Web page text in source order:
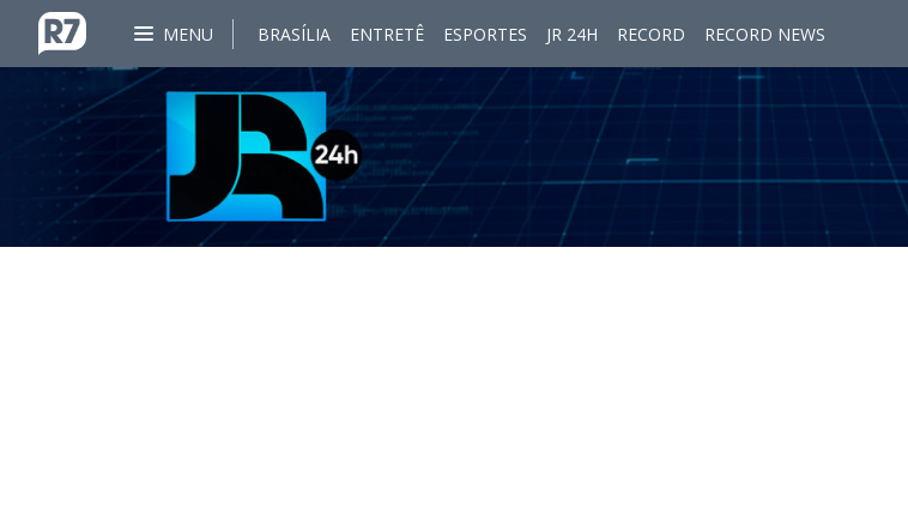
MENU BRASÍLIA ENTRETÊ ESPORTES JR 24H RECORD RECORD NEWS